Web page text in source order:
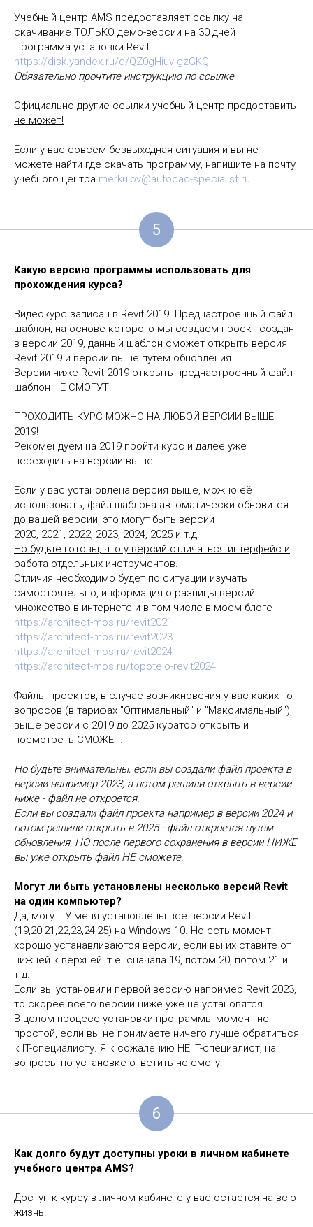
Учебный центр AMS предоставляет ссылку на
скачивание ТОЛЬКО демо-версии на 30 дней
Программа установки Revit
https://disk.yandex.ru/d/QZ0gHiuv-gzGKQ
Обязательно прочтите инструкцию по ссылке
Официально другие ссылки учебный центр предоставить
не может!
Если у вас совсем безвыходная ситуация и вы не
можете найти где скачать программу, напишите на почту
учебного центра merkulov@autocad-specialist.ru
5
Какую версию программы использовать для
прохождения курса?
Видеокурс записан в Revit 2019. Преднастроенный файл
шаблон, на основе которого мы создаем проект создан
в версии 2019, данный шаблон сможет открыть версия
Revit 2019 и версии выше путем обновления.
Версии ниже Revit 2019 открыть преднастроенный файл
шаблон НЕ СМОГУТ.
ПРОХОДИТЬ КУРС МОЖНО НА ЛЮБОЙ ВЕРСИИ ВЫШЕ
2019!
Рекомендуем на 2019 пройти курс и далее уже
переходить на версии выше.
Если у вас установлена версия выше, можно её
использовать, файл шаблона автоматически обновится
до вашей версии, это могут быть версии
2020, 2021, 2022, 2023, 2024, 2025 и т.д.
Но будьте готовы, что у версий отличаться интерфейс и
работа отдельных инструментов.
Отличия необходимо будет по ситуации изучать
самостоятельно, информация о разницы версий
множество в интернете и в том числе в моем блоге
https://architect-mos.ru/revit2021
https://architect-mos.ru/revit2023
https://architect-mos.ru/revit2024
https://architect-mos.ru/topotelo-revit2024
Файлы проектов, в случае возникновения у вас каких-то
вопросов (в тарифах "Оптимальный" и "Максимальный"),
выше версии с 2019 до 2025 куратор открыть и
посмотреть СМОЖЕТ.
Но будьте внимательны, если вы создали файл проекта в
версии например 2023, а потом решили открыть в версии
ниже - файл не откроется.
Если вы создали файл проекта например в версии 2024 и
потом решили открыть в 2025 - файл откроется путем
обновления, НО после первого сохранения в версии НИЖЕ
вы уже открыть файл НЕ сможете.
Могут ли быть установлены несколько версий Revit
на один компьютер?
Да, могут. У меня установлены все версии Revit
(19,20,21,22,23,24,25) на Windows 10. Но есть момент:
хорошо устанавливаются версии, если вы их ставите от
нижней к верхней! т.е. сначала 19, потом 20, потом 21 и
т.д.
Если вы установили первой версию например Revit 2023,
то скорее всего версии ниже уже не установятся.
В целом процесс установки программы момент не
простой, если вы не понимаете ничего лучше обратиться
к IT-специалисту. Я к сожалению НЕ IT-специалист, на
вопросы по установке ответить не смогу.
6
Как долго будут доступны уроки в личном кабинете
учебного центра AMS?
Доступ к курсу в личном кабинете у вас остается на всю
жизнь!